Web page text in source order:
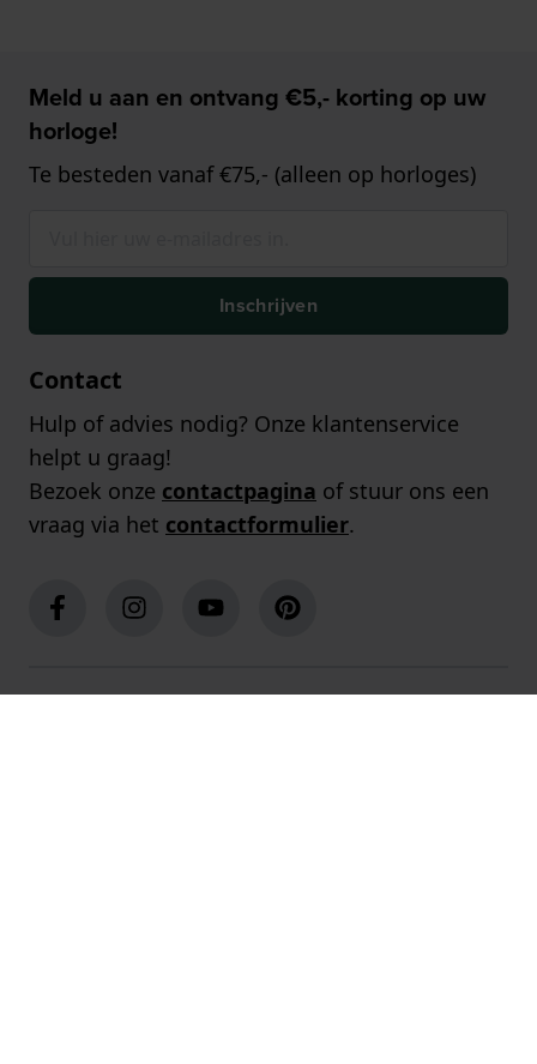
Meld u aan en ontvang €5,- korting op uw
horloge!
Te besteden vanaf €75,- (alleen op horloges)
Inschrijven
Contact
Hulp of advies nodig? Onze klantenservice
helpt u graag!
Bezoek onze contactpagina of stuur ons een
vraag via het contactformulier.